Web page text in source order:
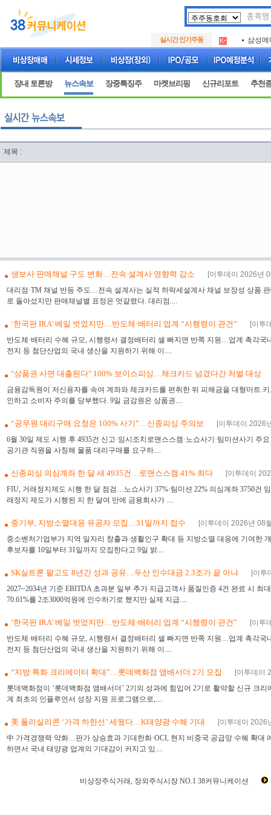
실시간 인기주동
.
아크로
삼성메
.
아크로
.
아하
장내 토론방 뉴스속보 장중특징주 마켓브리핑 신규리포트 추천
제목 :
생보사 판매채널 구도 변화…전속 설계사 영향력 감소
[이투데이 2026년
대리점·TM 채널 반등 주도…전속 설계사는 실적 하락세설계사 채널 보장성 상품
로 돌아섰지만 판매채널별 표정은 엇갈렸다. 대리점....
‘한국판 IRA’ 베일 벗었지만…반도체·배터리 업계 “시행령이 관건”
[이투
반도체·배터리 수혜 규모, 시행령서 결정배터리 셀 빠지면 반쪽 지원…업계 촉각
전지 등 첨단산업의 국내 생산을 지원하기 위해 이....
"상품권 사면 대출된다" 100% 보이스피싱…체크카드 넘겼다간 처벌 대상
금융감독원이 저신용자를 속여 계좌와 체크카드를 편취한 뒤 피해금을 대형마트
인하고 소비자 주의를 당부했다. 9일 금감원은 상품권....
“공무원 대리구매 요청은 100% 사기”…신종피싱 주의보
[이투데이 2026
6월 30일 제도 시행 후 4935건 신고·임시조치로맨스스캠·노쇼사기·팀미션사기
공기관 직원을 사칭해 물품 대리구매를 요구하....
신종피싱 의심계좌 한 달 새 4935건…로맨스스캠 41% 최다
[이투데이
FIU, 거래정지제도 시행 한 달 점검…노쇼사기 37%·팀미션 22% 의심계좌 3750
래정지 제도가 시행된 지 한 달여 만에 금융회사가 ....
중기부, 지방소멸대응 유공자 모집…31일까지 접수
[이투데이 2026년 08
중소벤처기업부가 지역 일자리 창출과 생활인구 확대 등 지방소멸 대응에 기여한
후보자를 10일부터 31일까지 모집한다고 9일 밝....
SK실트론 팔고도 8년간 성과 공유…두산 인수대금 2.3조가 끝 아냐
[이투
2027~2034년 기준 EBITDA 초과분 일부 추가 지급고객사 품질인증 4건 완료 시 최
70.61%를 2조3000억원에 인수하기로 했지만 실제 지급....
‘한국판 IRA’ 베일 벗었지만…반도체·배터리 업계 “시행령이 관건”
[이투
반도체·배터리 수혜 규모, 시행령서 결정배터리 셀 빠지면 반쪽 지원…업계 촉각
전지 등 첨단산업의 국내 생산을 지원하기 위해 이....
“지방 특화 크리에이터 확대”…롯데백화점 앰배서더 2기 모집
[이투데이
롯데백화점이 ‘롯데백화점 앰배서더’ 2기의 성과에 힘입어 2기로 활약할 신규 크
계 최초의 인플루언서 성장 지원 프로그램으로,....
美 폴리실리콘 ‘가격 하한선’ 세웠다…K태양광 수혜 기대
[이투데이 2026
中 가격경쟁력 약화…판가 상승효과 기대한화·OCI, 현지 비중국 공급망 수혜 확대
하면서 국내 태양광 업계의 기대감이 커지고 있....
비상장주식거래, 장외주식시장 NO.1 38커뮤니케이션